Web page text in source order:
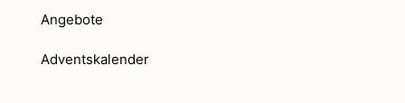
Angebote
Adventskalender